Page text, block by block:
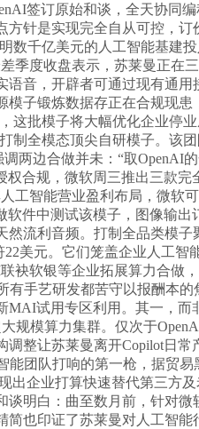
签订原始和谈，全天协同
针是实现完全自从可控，
千亿美元的人工智能基建
季度收盘表示，苏莱曼正在
音，开辟者可通过现有通
子锻炼数据存正在合规现
批模子将大幅优化企业停
制全模态顶尖自研模子。该
两边合做并未：“取OpenAI
合规，微软周三推出三款
工智能营业盈利布局，微
件中测试该模子，图像输
流利音频。打制全品类模
美元。它们笼盖企业人工
袂软银等企业拓展算力合
手艺研发都苦守以报酬本
试用专区利用。其一，
模算力集群。仅次于
整让苏莱曼离开Copilot日
团队打响的第一枪，据贸
企业打算快速替代第三方
明白：曲至数月前，针对
也印证了苏莱曼对人工智